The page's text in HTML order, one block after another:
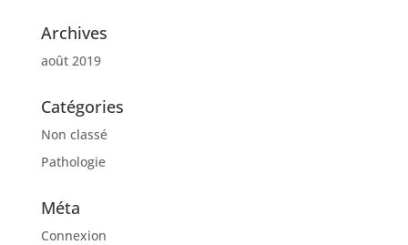
Archives
août 2019
Catégories
Non classé
Pathologie
Méta
Connexion